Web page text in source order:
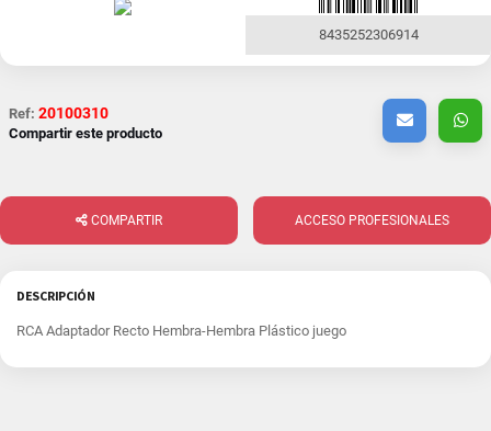
8435252306914
Ref: 20100310
Compartir este producto
COMPARTIR ACCESO PROFESIONALES
DESCRIPCIÓN
RCA Adaptador Recto Hembra-Hembra Plástico juego